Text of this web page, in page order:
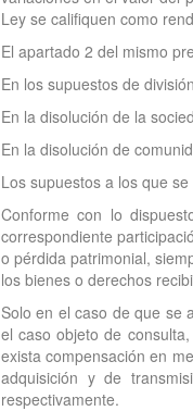
Ley se califiquen como
El apartado 2 del mismo
En los supuestos de
En la disolución de la
En la disolución de
Los supuestos a los que
Conforme con lo
correspondiente
o pérdida patrimonial,
los bienes o derechos
Solo en el caso de que se
el caso objeto de
exista compensación en
adquisición y de
respectivamente.